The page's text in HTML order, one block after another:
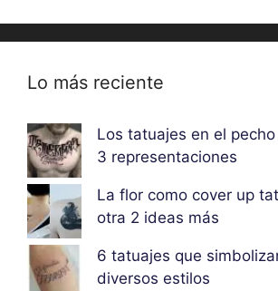
Lo más reciente
Los tatuajes en el
3 representaciones
La flor como cover up
otra 2 ideas más
6 tatuajes que
diversos estilos